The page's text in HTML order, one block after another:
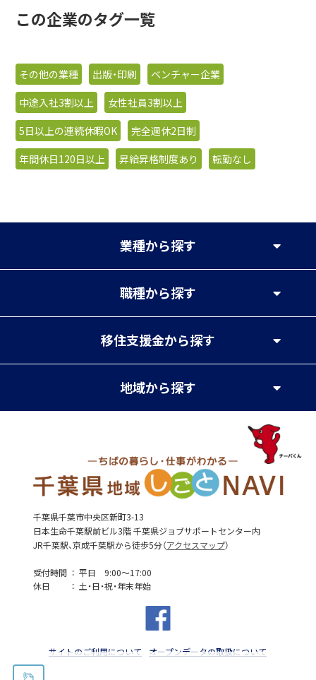
この企業のタグ一覧
その他の業種 出版・印刷
ベンチャー企業
中途入社3割以上
女性社員3割以上
5日以上の連続休暇OK
完全週休2日制
年間休日120日以上
昇給昇格制度あり 転勤なし
業種から探す
職種から探す
移住支援金から探す
地域から探す
千葉県千葉市中央区新町3-13
日本生命千葉駅前ビル3階 千葉県ジョブサポートセンター内
JR千葉駅、京成千葉駅から徒歩5分（アクセスマップ）
受付時間
平日 9:00～17:00
休日
土・日・祝・年末年始
サイトのご利用について オープンデータの取扱について